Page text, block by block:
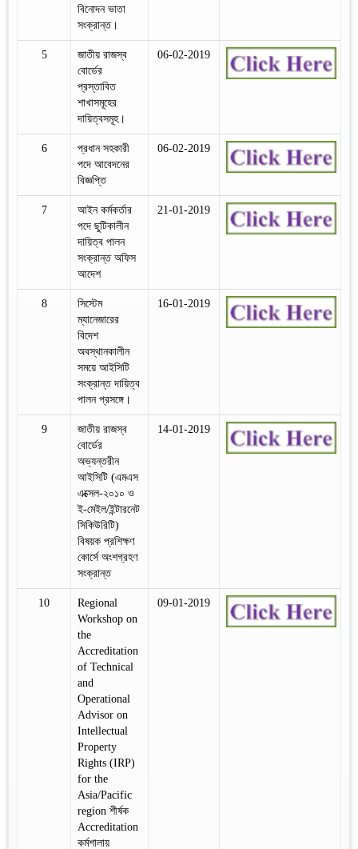
বিনোদন ভাতা
সংক্রান্ত।
5
জাতীয় রাজস্ব
বোর্ডের
প্রস্তাবিত
শাখাসমূহের
দায়িত্বসমূহ।
06-02-2019
6
প্রধান সহকারী
পদে আবেদনের
বিজ্ঞপ্তি
06-02-2019
7
আইন কর্মকর্তার
পদে ছুটিকালীন
দায়িত্ব পালন
সংক্রান্ত অফিস
আদেশ
21-01-2019
8
সিস্টেম
ম্যানেজারের
বিদেশ
অবস্থানকালীন
সময়ে আইসিটি
সংক্রান্ত দায়িত্ব
পালন প্রসঙ্গে।
16-01-2019
9
জাতীয় রাজস্ব
বোর্ডের
অভ্যন্তরীন
আইসিটি (এমএস
এক্সেল-২০১০ ও
ই-মেইল/ইন্টারনেট
সিকিউরিটি)
বিষয়ক প্রশিক্ষণ
কোর্সে অংশগ্রহণ
সংক্রান্ত
14-01-2019
10
Regional
Workshop on
the
Accreditation
of Technical
and
Operational
Advisor on
Intellectual
Property
Rights (IRP)
for the
Asia/Pacific
region শীর্ষক
Accreditation
কর্মশালায়
09-01-2019